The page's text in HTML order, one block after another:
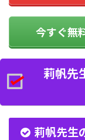
今すぐ無
莉帆先
莉帆先生